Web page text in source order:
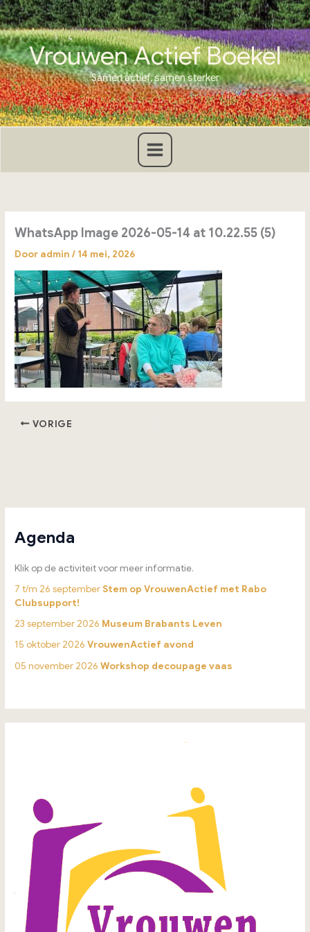
Ga
naar
de
inhoudVrouwen Actief Boekel
Samen actief, samen sterker
WhatsApp Image 2026-05-14 at 10.22.55 (5)
Door admin/ 14 mei, 2026
VORIGE
Agenda
Klik op de activiteit voor meer informatie.
7 t/m 26 septemberStem op VrouwenActief met Rabo
Clubsupport!
23 september 2026 Museum Brabants Leven
15 oktober 2026VrouwenActief avond
05 november 2026Workshop decoupage vaas